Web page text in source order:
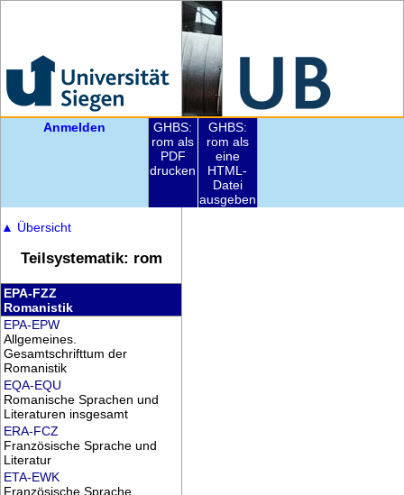
Anmelden
GHBS:
rom als
PDF
drucken
GHBS:
rom als
eine
HTML-
Datei
ausgeben
▲ Übersicht
Teilsystematik: rom
EPA-FZZ
Romanistik
EPA-EPW
Allgemeines.
Gesamtschrifttum der
Romanistik
EQA-EQU
Romanische Sprachen und
Literaturen insgesamt
ERA-FCZ
Französische Sprache und
Literatur
ETA-EWK
Französische Sprache